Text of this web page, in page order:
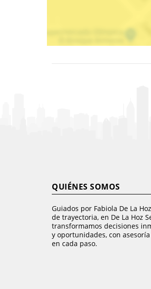
QUIÉNES SOMOS
Guiados por Fabiola De La
de trayectoria, en De La Hoz
transformamos decisiones
y oportunidades, con
en cada paso.